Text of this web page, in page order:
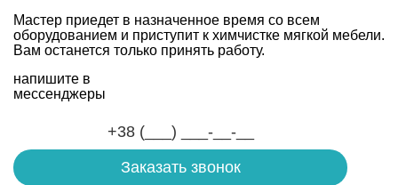
Мастер приедет в назначенное время со всем
оборудованием и приступит к химчистке мягкой мебели.
Вам останется только принять работу.
напишите в
мессенджеры